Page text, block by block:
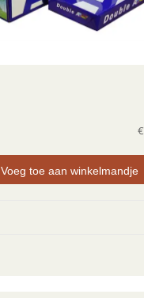
€
Voeg toe aan winkelmandje